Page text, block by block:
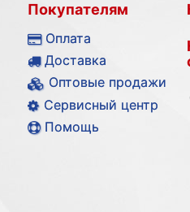
Покупателям
Оплата
Доставка
Оптовые продажи
Сервисный центр
Помощь